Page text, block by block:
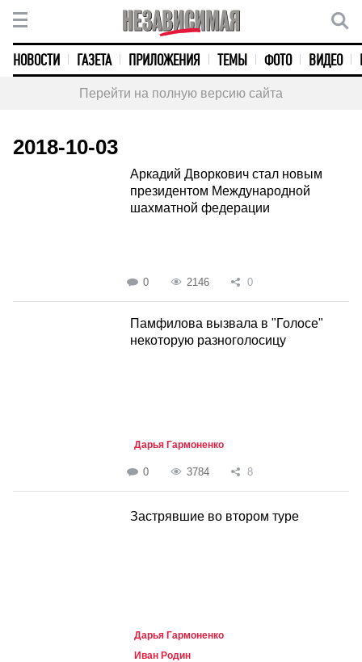
НОВОСТИ ГАЗЕТА ПРИЛОЖЕНИЯ ТЕМЫ ФОТО ВИДЕО
Перейти на полную версию сайта
2018-10-03
Аркадий Дворкович стал новым
президентом Международной
шахматной федерации
0 2146 0
Памфилова вызвала в "Голосе"
некоторую разноголосицу
Дарья Гармоненко
0 3784 8
Застрявшие во втором туре
Дарья Гармоненко
Иван Родин